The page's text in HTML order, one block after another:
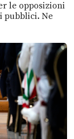
le opposizioni
pubblici. Ne